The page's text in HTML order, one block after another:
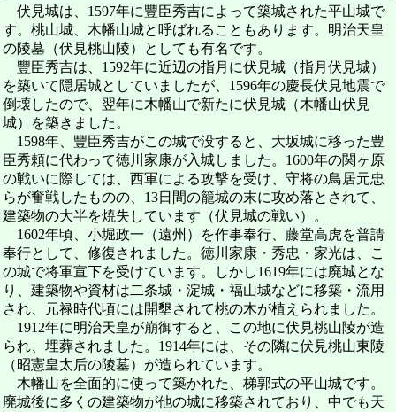
伏見城は、1597年に豐臣秀吉によって築城された平山城で
す。桃山城、木幡山城と呼ばれることもあります。明治天皇
の陵墓（伏見桃山陵）としても有名です。
豐臣秀吉は、1592年に近辺の指月に伏見城（指月伏見城）
を築いて隠居城としていましたが、1596年の慶長伏見地震で
倒壊したので、翌年に木幡山で新たに伏見城（木幡山伏見
城）を築きました。
1598年、豐臣秀吉がこの城で没すると、大坂城に移った豊
臣秀頼に代わって徳川家康が入城しました。1600年の関ヶ原
の戦いに際しては、西軍による攻撃を受け、守将の鳥居元忠
らが奮戦したものの、13日間の籠城の末に攻め落とされて、
建築物の大半を焼失しています（伏見城の戦い）。
1602年頃、小堀政一（遠州）を作事奉行、藤堂高虎を普請
奉行として、修復されました。徳川家康・秀忠・家光は、こ
の城で将軍宣下を受けています。しかし1619年には廃城とな
り、建築物や資材は二条城・淀城・福山城などに移築・流用
され、元禄時代頃には開墾されて桃の木が植えられました。
1912年に明治天皇が崩御すると、この地に伏見桃山陵が造
られ、埋葬されました。1914年には、その隣に伏見桃山東陵
（昭憲皇太后の陵墓）が造られています。
木幡山を全面的に使って築かれた、梯郭式の平山城です。
廃城後に多くの建築物が他の城に移築されており、中でも天